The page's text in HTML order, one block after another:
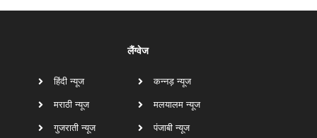
लैंग्वेज
हिंदी न्यूज
मराठी न्यूज
गुजराती न्यूज
कन्नड़ न्यूज
मलयालम न्यूज
पंजाबी न्यूज